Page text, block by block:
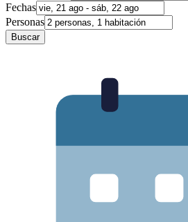
Fechas
Personas
Buscar